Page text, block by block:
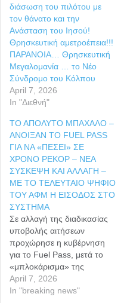
διάσωση του πιλότου με
τον θάνατο και την
Ανάσταση του Ιησού!
Θρησκευτική αμετροέπεια!!!
ΠΑΡΑΝΟΙΑ… Θρησκευτική
Μεγαλομανία … το Νέο
Σύνδρομο του Κόλπου
April 7, 2026
In "Διεθνή"
ΤΟ ΑΠΟΛΥΤΟ ΜΠΑΧΑΛΟ –
ΑΝΟΙΞΑΝ ΤΟ FUEL PASS
ΓΙΑ ΝΑ «ΠΕΣΕΙ» ΣΕ
ΧΡΟΝΟ ΡΕΚΟΡ – ΝΕΑ
ΣΥΣΚΕΨΗ ΚΑΙ ΑΛΛΑΓΗ –
ΜΕ ΤΟ ΤΕΛΕΥΤΑΙΟ ΨΗΦΙΟ
ΤΟΥ ΑΦΜ Η ΕΙΣΟΔΟΣ ΣΤΟ
ΣΥΣΤΗΜΑ
Σε αλλαγή της διαδικασίας
υποβολής αιτήσεων
προχώρησε η κυβέρνηση
για το Fuel Pass, μετά το
«μπλοκάρισμα» της
πλατφόρμας από τη μαζική
είσοδο χιλιάδων πολιτών.
April 7, 2026
In "breaking news"